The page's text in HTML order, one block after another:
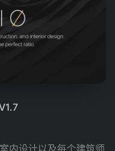
内设计以及每个建筑师